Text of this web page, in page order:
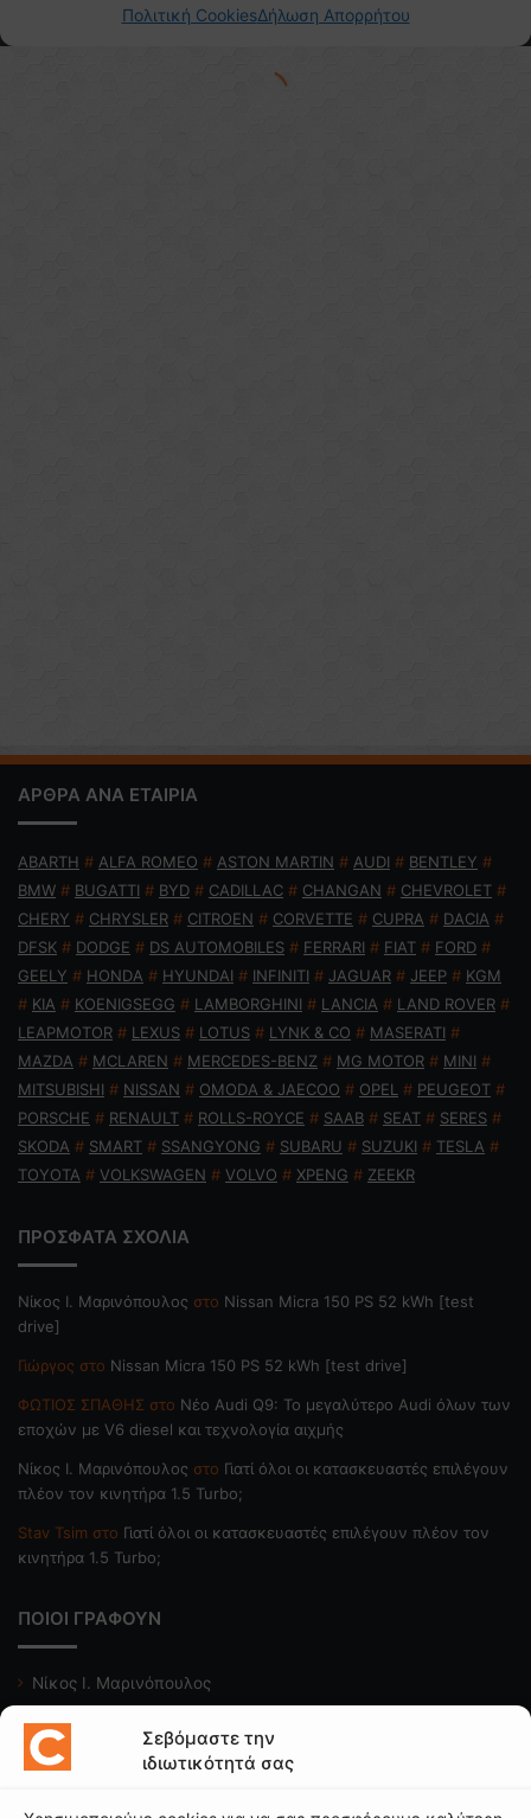
Σεβόμαστε την
ιδιωτικότητά σας
ΑΡΘΡΑ ΑΝΑ ΕΤΑΙΡΙΑ
ABARTH # ALFA ROMEO # ASTON MARTIN # AUDI # BENTLEY #
BMW # BUGATTI # BYD # CADILLAC # CHANGAN # CHEVROLET #
CHERY # CHRYSLER # CITROEN # CORVETTE # CUPRA # DACIA #
DFSK # DODGE # DS AUTOMOBILES # FERRARI # FIAT # FORD #
GEELY # HONDA # HYUNDAI # INFINITI # JAGUAR # JEEP # KGM
# KIA # KOENIGSEGG # LAMBORGHINI # LANCIA # LAND ROVER #
LEAPMOTOR # LEXUS # LOTUS # LYNK & CO # MASERATI #
MAZDA # MCLAREN # MERCEDES-BENZ # MG MOTOR # MINI #
MITSUBISHI # NISSAN # OMODA & JAECOO # OPEL # PEUGEOT #
PORSCHE # RENAULT # ROLLS-ROYCE # SAAB # SEAT # SERES #
SKODA # SMART # SSANGYONG # SUBARU # SUZUKI # TESLA #
TOYOTA # VOLKSWAGEN # VOLVO # XPENG # ZEEKR
ΠΡΟΣΦΑΤΑ ΣΧΟΛΙΑ
Nίκος Ι. Mαρινόπουλος στο Nissan Micra 150 PS 52 kWh [test
drive]
Γιώργος στο Nissan Micra 150 PS 52 kWh [test drive]
ΦΩΤΙΟΣ ΣΠΑΘΗΣ στο Νέο Audi Q9: Το μεγαλύτερο Audi όλων των
εποχών με V6 diesel και τεχνολογία αιχμής
Nίκος Ι. Mαρινόπουλος στο Γιατί όλοι οι κατασκευαστές επιλέγουν
πλέον τον κινητήρα 1.5 Turbo;
Stav Tsim στο Γιατί όλοι οι κατασκευαστές επιλέγουν πλέον τον
κινητήρα 1.5 Turbo;
ΠΟΙΟΙ ΓΡΑΦΟΥΝ
Νίκος Ι. Μαρινόπουλος
Κώστας Κάκκαβας
Νίκος Βαϊλακάκης